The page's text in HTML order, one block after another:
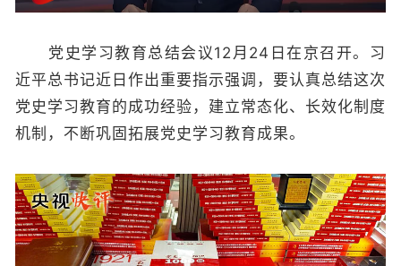
党史学习教育总结会议12月24日在京召开。习
近平总书记近日作出重要指示强调，要认真总结这次
党史学习教育的成功经验，建立常态化、长效化制度
机制，不断巩固拓展党史学习教育成果。